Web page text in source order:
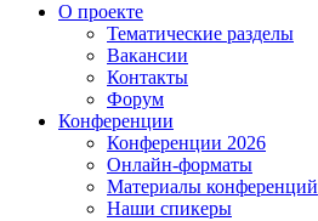
О проекте
Тематические разделы
Вакансии
Контакты
Форум
Конференции
Конференции 2026
Онлайн-форматы
Материалы конференций
Наши спикеры